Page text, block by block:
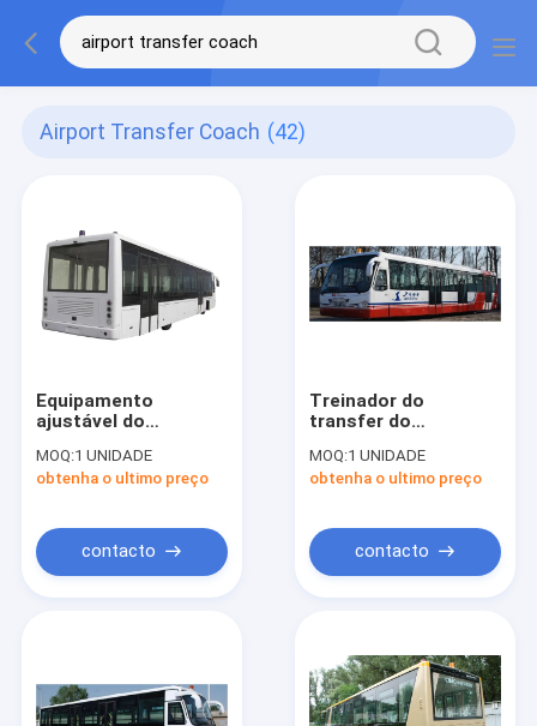
Airport Transfer Coach (42)
Equipamento
ajustável do
do treinador do
transfer do
assentos para o
passageiro 77
MOQ:1 UNIDADE
obtenha o ultimo preço
contacto
Treinador do
transfer do
Cummins Engine do
aço de liga com
MOQ:1 UNIDADE
obtenha o ultimo preço
contacto